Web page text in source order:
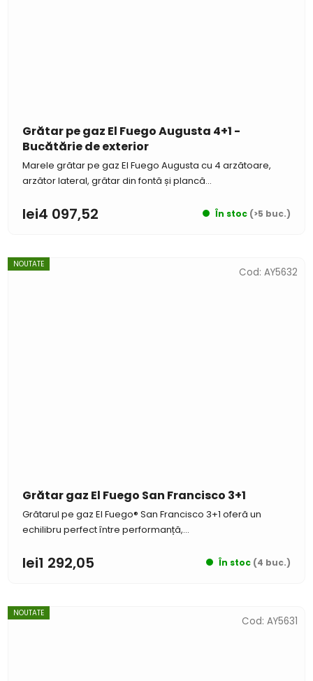
Grătar pe gaz El Fuego Augusta 4+1 -
Bucătărie de exterior
În stoc (>5 buc.)
lei4 097,52
Marele grătar pe gaz El Fuego Augusta cu 4 arzătoare,
arzător lateral, grătar din fontă și plancă...
NOUTATE
Grătar gaz El Fuego San Francisco 3+1
În stoc (4 buc.)
lei1 292,05
Grătarul pe gaz El Fuego® San Francisco 3+1 oferă un
echilibru perfect între performanță,...
Cod: AY5632
NOUTATE
Cod: AY5631